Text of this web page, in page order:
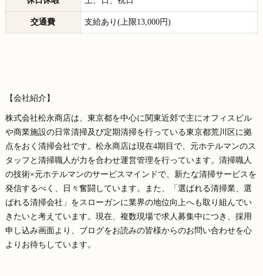
交通費 支給あり(上限13,000円)
【会社紹介】
株式会社松永商店は、東京都を中心に関東近郊で主にオフィスビル
や商業施設の日常清掃及び定期清掃を行っている東京都荒川区に拠
点をおく清掃会社です。松永商店は現在4期目で、元ホテルマンのス
タッフと清掃職人が力を合わせ運営管理を行っています。清掃職人
の技術×元ホテルマンのサービスマインドで、新たな清掃サービスを
発信するべく、日々奮闘しています。また、「選ばれる清掃業、選
ばれる清掃会社」をスローガンに業界の地位向上へも取り組んでい
きたいと考えています。現在、複数現場で求人募集中につき、採用
申し込み画面より、ブログをお読みの皆様からのお問い合わせを心
よりお待ちしています。